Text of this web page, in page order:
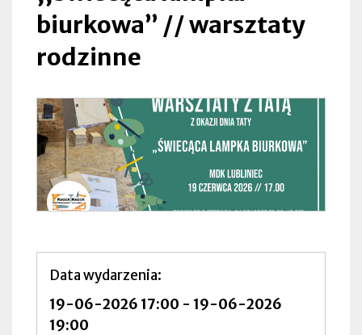
biurkowa” // warsztaty
rodzinne
Data wydarzenia
19-06-2026 17:00 - 19-06-2026
19:00